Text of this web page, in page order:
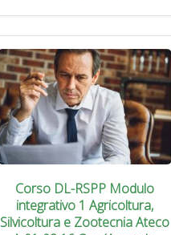
Corso DL-RSPP Modulo
integrativo 1 Agricoltura,
Silvicoltura e Zootecnia Ateco